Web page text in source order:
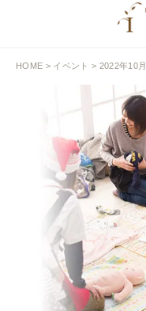
HOME > イベント > 2022年10月